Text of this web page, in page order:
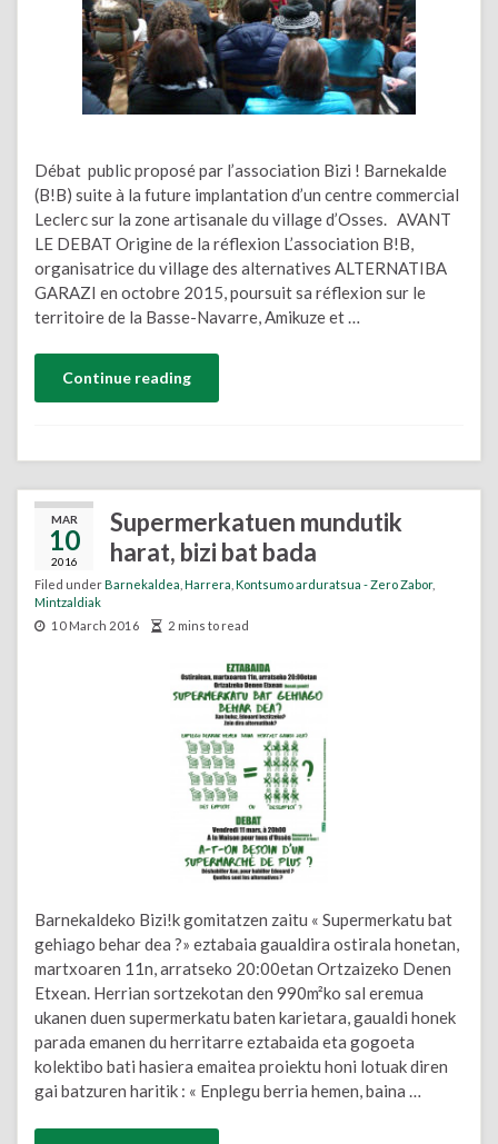
Débat public proposé par l’association Bizi ! Barnekalde
(B!B) suite à la future implantation d’un centre commercial
Leclerc sur la zone artisanale du village d’Osses. AVANT
LE DEBAT Origine de la réflexion L’association B!B,
organisatrice du village des alternatives ALTERNATIBA
GARAZI en octobre 2015, poursuit sa réflexion sur le
territoire de la Basse-Navarre, Amikuze et …
Continue reading
MAR
10
2016
Supermerkatuen mundutik
harat, bizi bat bada
Filed underBarnekaldea Harrera Kontsumo arduratsua - Zero Zabor,
Mintzaldiak
10 March 2016
2 mins to read
Barnekaldeko Bizi!k gomitatzen zaitu « Supermerkatu bat
gehiago behar dea ?» eztabaia gaualdira ostirala honetan,
martxoaren 11n, arratseko 20:00etan Ortzaizeko Denen
Etxean. Herrian sortzekotan den 990m²ko sal eremua
ukanen duen supermerkatu baten karietara, gaualdi honek
parada emanen du herritarre eztabaida eta gogoeta
kolektibo bati hasiera emaitea proiektu honi lotuak diren
gai batzuren haritik : « Enplegu berria hemen, baina …